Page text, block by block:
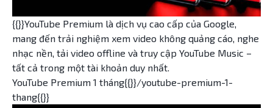
{{}}YouTube Premium là dịch vụ cao cấp của Google,
mang đến trải nghiệm xem video không quảng cáo, nghe
nhạc nền, tải video offline và truy cập YouTube Music –
tất cả trong một tài khoản duy nhất.
YouTube Premium 1 tháng{{}}/youtube-premium-1-
thang{{}}